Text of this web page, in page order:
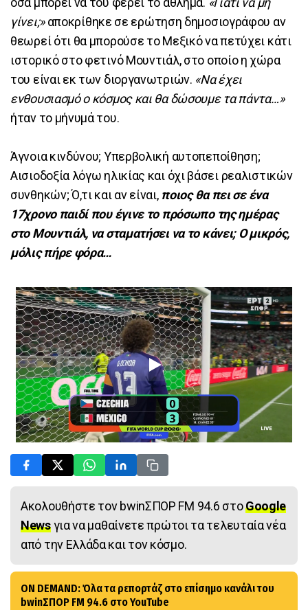
γίνει;»αποκρίθηκε σε ερώτηση δημοσιογράφου αν
θεωρεί ότι θα μπορούσε το Μεξικό να πετύχει κάτι
ιστορικό στο φετινό Μουντιάλ, στο οποίο η χώρα
του είναι εκ των διοργανωτριών. «Να έχει
ενθουσιασμό ο κόσμος και θα δώσουμε τα πάντα…»
ήταν το μήνυμά του.
Άγνοια κινδύνου; Υπερβολική αυτοπεποίθηση;
Αισιοδοξία λόγω ηλικίας και όχι βάσει ρεαλιστικών
συνθηκών; Ό,τι και αν είναι, ποιος θα πει σε ένα
17χρονο παιδί που έγινε το πρόσωπο της ημέρας
στο Μουντιάλ, να σταματήσει να το κάνει; Ο μικρός,
μόλις πήρε φόρα…
Ακολουθήστε τον bwinΣΠΟΡ FM 94.6 στοGoogle
Newsγια να μαθαίνετε πρώτοι τα τελευταία νέα
από την Ελλάδα και τον κόσμο.
ON DEMAND: Όλα τα ρεπορτάζ στο επίσημο κανάλι του
bwinΣΠΟΡ FM 94.6 στο YouTube